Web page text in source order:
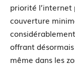
priorité l’internet
couverture
offrant
même dans les